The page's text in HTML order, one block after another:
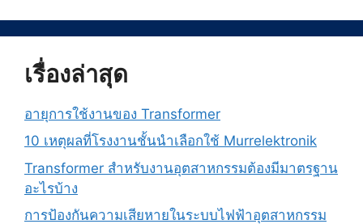
เรื่องล่าสุด
อายุการใช้งานของ Transformer
10 เหตุผลที่โรงงานชั้นนำเลือกใช้ Murrelektronik
Transformer สำหรับงานอุตสาหกรรมต้องมีมาตรฐาน
อะไรบ้าง
การป้องกันความเสียหายในระบบไฟฟ้าอุตสาหกรรม